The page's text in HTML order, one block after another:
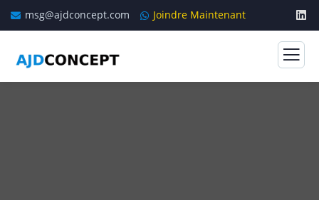
msg@ajdconcept.com Joindre Maintenant